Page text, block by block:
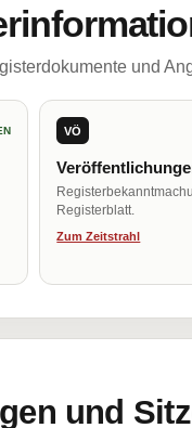
und
VÖ
Registerblatt.
Zum Zeitstrahl
und